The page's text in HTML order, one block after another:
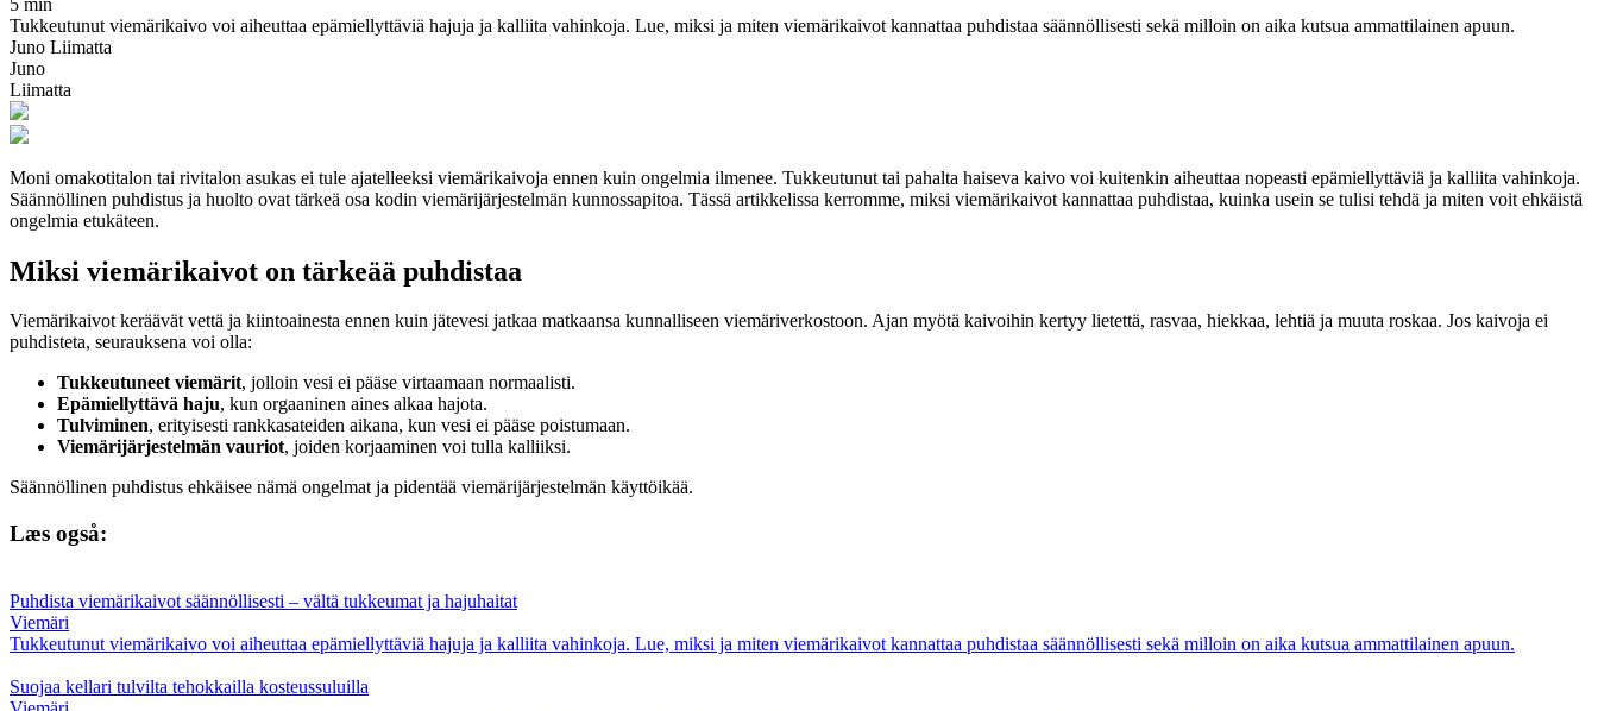
Tukkeutunut viemärikaivo voi aiheuttaa epämiellyttäviä hajuja ja kalliita vahinkoja. Lue, miksi ja miten viemärikaivot kannattaa puhdistaa säännöllisesti sekä milloin on aika kutsua ammattilainen apuun.
Juno Liimatta
Juno
Liimatta
Moni omakotitalon tai rivitalon asukas ei tule ajatelleeksi viemärikaivoja ennen kuin ongelmia ilmenee. Tukkeutunut tai pahalta haiseva kaivo voi kuitenkin aiheuttaa nopeasti epämiellyttäviä ja kalliita vahinkoja.
Säännöllinen puhdistus ja huolto ovat tärkeä osa kodin viemärijärjestelmän kunnossapitoa. Tässä artikkelissa kerromme, miksi viemärikaivot kannattaa puhdistaa, kuinka usein se tulisi tehdä ja miten voit ehkäistä
ongelmia etukäteen.
Miksi viemärikaivot on tärkeää puhdistaa
Viemärikaivot keräävät vettä ja kiintoainesta ennen kuin jätevesi jatkaa matkaansa kunnalliseen viemäriverkostoon. Ajan myötä kaivoihin kertyy lietettä, rasvaa, hiekkaa, lehtiä ja muuta roskaa. Jos kaivoja ei
puhdisteta, seurauksena voi olla:
Tukkeutuneet viemärit, jolloin vesi ei pääse virtaamaan normaalisti.
Epämiellyttävä haju, kun orgaaninen aines alkaa hajota.
Tulviminen, erityisesti rankkasateiden aikana, kun vesi ei pääse poistumaan.
Viemärijärjestelmän vauriot, joiden korjaaminen voi tulla kalliiksi.
Säännöllinen puhdistus ehkäisee nämä ongelmat ja pidentää viemärijärjestelmän käyttöikää.
Læs også:
Puhdista viemärikaivot säännöllisesti – vältä tukkeumat ja hajuhaitat
Viemäri
Tukkeutunut viemärikaivo voi aiheuttaa epämiellyttäviä hajuja ja kalliita vahinkoja. Lue, miksi ja miten viemärikaivot kannattaa puhdistaa säännöllisesti sekä milloin on aika kutsua ammattilainen apuun.
Suojaa kellari tulvilta tehokkailla kosteussuluilla